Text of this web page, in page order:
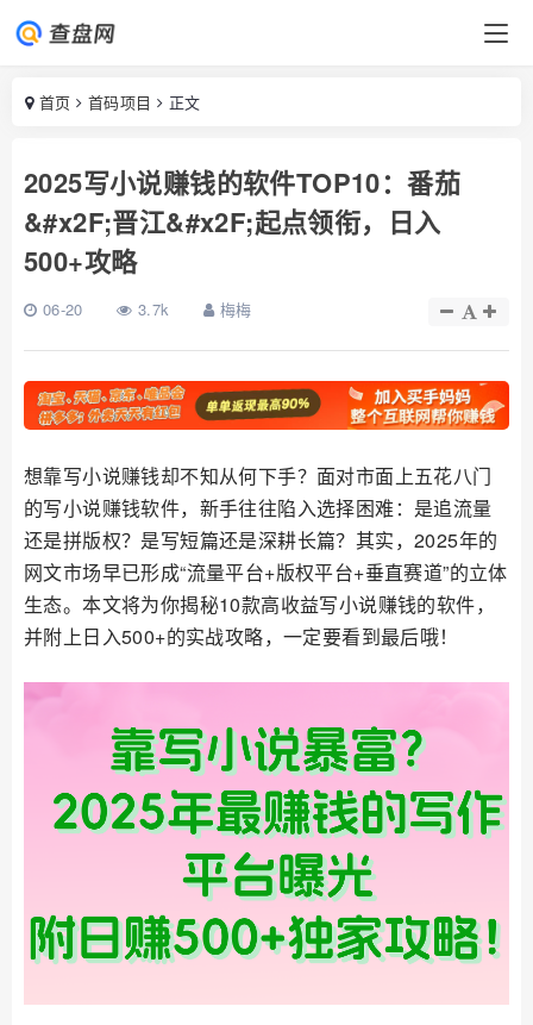
首页 首码项目 正文
2025写小说赚钱的软件TOP10：番茄
&#x2F;晋江&#x2F;起点领衔，日入
500+攻略
06-20 3.7k 梅梅
想靠写小说赚钱却不知从何下手？面对市面上五花八门
的写小说赚钱软件，新手往往陷入选择困难：是追流量
还是拼版权？是写短篇还是深耕长篇？其实，2025年的
网文市场早已形成“流量平台+版权平台+垂直赛道”的立体
生态。本文将为你揭秘10款高收益写小说赚钱的软件，
并附上日入500+的实战攻略，一定要看到最后哦！